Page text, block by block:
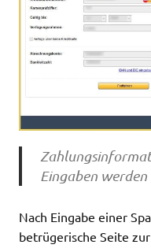
Eingaben
Nach Eingabe einer
betrügerische Seite